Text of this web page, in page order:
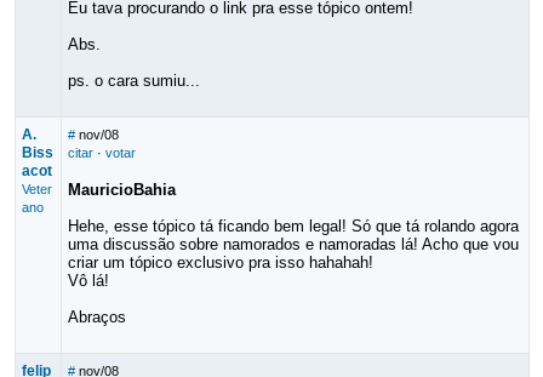
Eu tava procurando o link pra esse tópico ontem!
Abs.
ps. o cara sumiu...
A.
Biss
acot
Veter
ano
# nov/08
citar· votar
MauricioBahia
Hehe, esse tópico tá ficando bem legal! Só que tá rolando agora
uma discussão sobre namorados e namoradas lá! Acho que vou
criar um tópico exclusivo pra isso hahahah!
Vô lá!
Abraços
felip
# nov/08